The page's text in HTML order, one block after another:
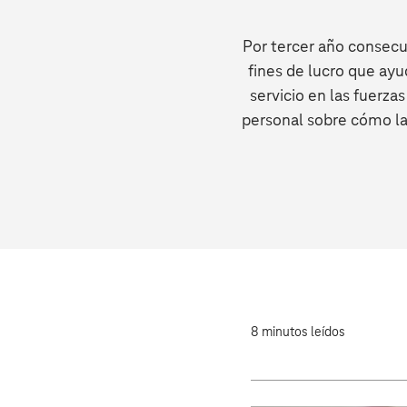
Por tercer año
fines de lucro que
servicio en las
personal sobre cómo
8 minutos leídos